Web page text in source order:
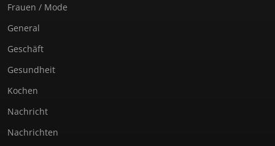
Frauen / Mode
General
Geschäft
Gesundheit
Kochen
Nachricht
Nachrichten